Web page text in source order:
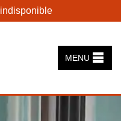
indisponible
MENU